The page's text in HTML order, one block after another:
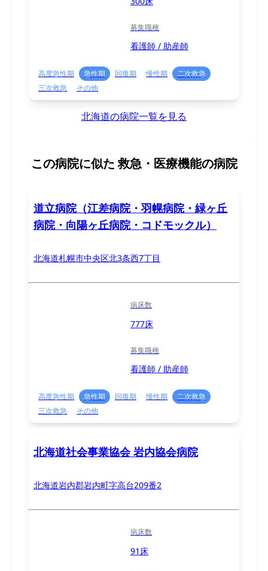
募集職種
看護師 / 助産師
高度急性期 急性期 回復期 慢性期
二次救急
三次救急
その他
北海道の病院一覧を見る
この病院に似た 救急・医療機能の病院
道立病院（江差病院・羽幌病院・緑ヶ丘
病院・向陽ヶ丘病院・コドモックル）
北海道札幌市中央区北3条西7丁目
病床数
777床
募集職種
看護師 / 助産師
高度急性期 急性期 回復期 慢性期
二次救急
三次救急
その他
北海道社会事業協会 岩内協会病院
北海道岩内郡岩内町字高台209番2
病床数
91床